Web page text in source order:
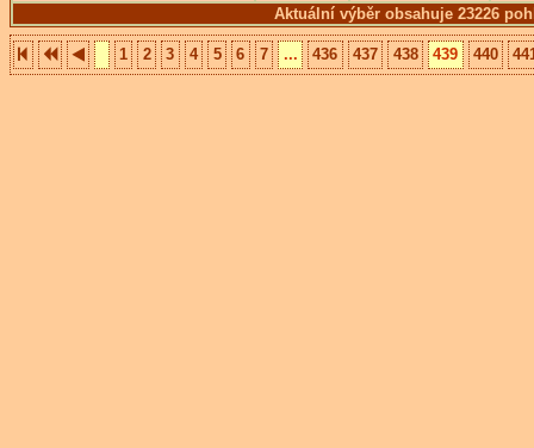
Aktuální výběr obsahuje 23226
1 2 3 4 5 6 7 ... 436 437 438 439 440